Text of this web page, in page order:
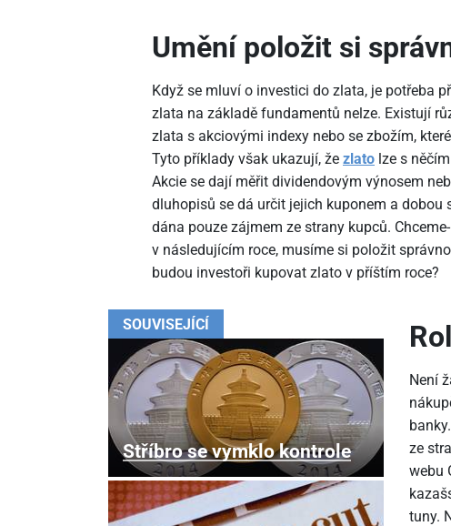
Umění položit si
Když se mluví o investici do zlata, je potřeba
zlata na základě fundamentů nelze. Existují
zlata s akciovými indexy nebo se zbožím,
Tyto příklady však ukazují, že zlato lze s
Akcie se dají měřit dividendovým výnosem
dluhopisů se dá určit jejich kuponem a dobou
dána pouze zájmem ze strany kupců.
v následujícím roce, musíme si položit
budou investoři kupovat zlato v příštím roce?
SOUVISEJÍCÍ
Stříbro se vymklo kontrole
Není
ze
webu
tuny.